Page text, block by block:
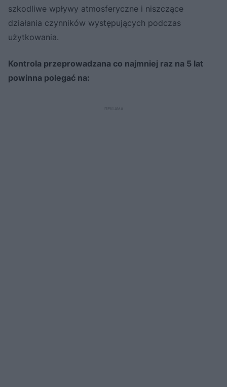
szkodliwe wpływy atmosferyczne i niszczące
działania czynników występujących podczas
użytkowania.
Kontrola przeprowadzana co najmniej raz na 5 lat
powinna polegać na: